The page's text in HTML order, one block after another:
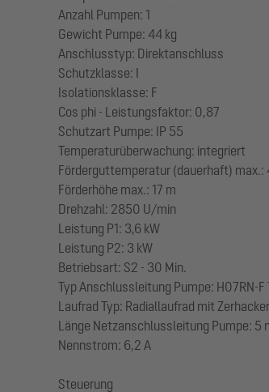
Anzahl Pumpen: 1
Gewicht Pumpe: 44 kg
Anschlusstyp: Direktanschluss
Schutzklasse: I
Isolationsklasse: F
Cos phi - Leistungsfaktor: 0,87
Schutzart Pumpe: IP 55
Temperaturüberwachung: integriert
Förderguttemperatur (dauerhaft) max.:
Förderhöhe max.: 17 m
Drehzahl: 2850 U/min
Leistung P1: 3,6 kW
Leistung P2: 3 kW
Betriebsart: S2 - 30 Min.
Typ Anschlussleitung Pumpe: H07RN-F
Laufrad Typ: Radiallaufrad mit Zerhacker
Länge Netzanschlussleitung Pumpe: 5
Nennstrom: 6,2 A
Steuerung